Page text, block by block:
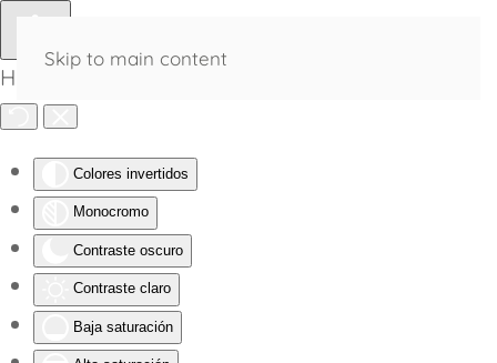
Herramientas de Accesibilidad
Colores invertidos
Monocromo
Contraste oscuro
Contraste claro
Baja saturación
Skip to main content